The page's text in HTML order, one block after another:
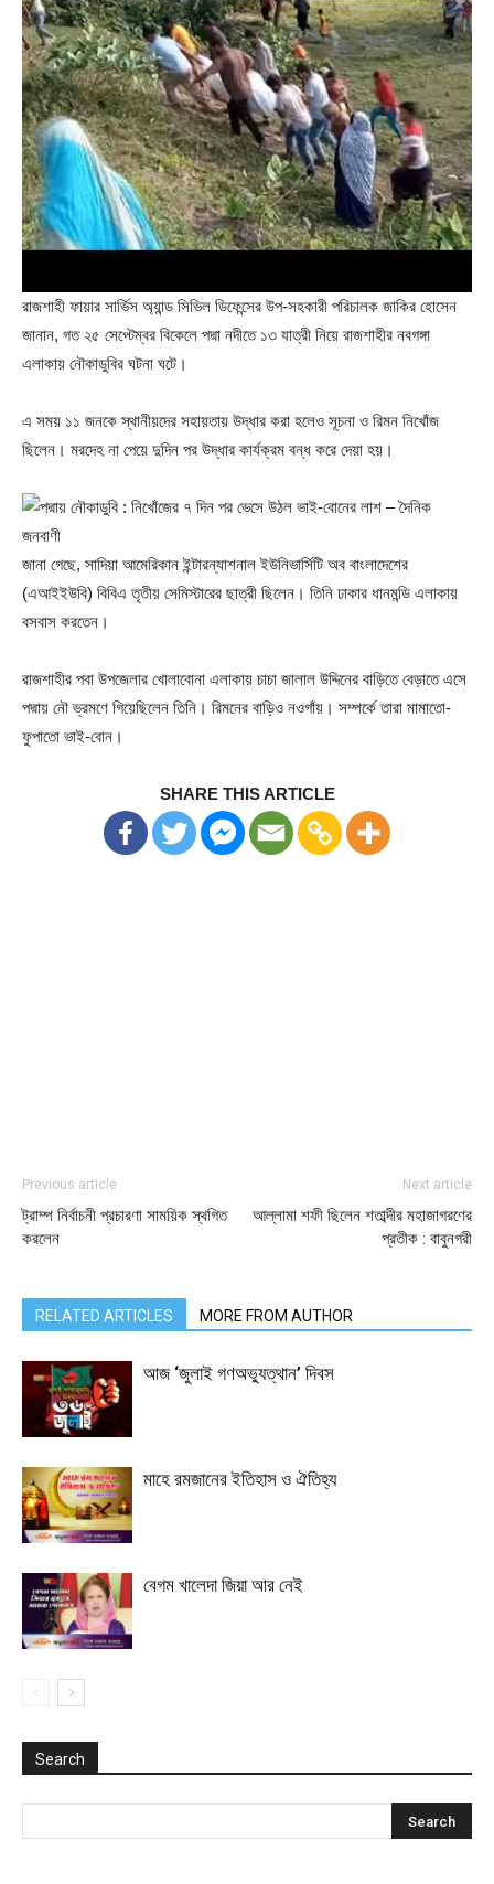
রাজশাহী ফায়ার সার্ভিস অ্যান্ড সিভিল ডিফেন্সের উপ-সহকারী পরিচালক জাকির হোসেন
জানান, গত ২৫ সেপ্টেম্বর বিকেলে পদ্মা নদীতে ১৩ যাত্রী নিয়ে রাজশাহীর নবগঙ্গা
এলাকায় নৌকাডুবির ঘটনা ঘটে।
এ সময় ১১ জনকে স্থানীয়দের সহায়তায় উদ্ধার করা হলেও সূচনা ও রিমন নিখোঁজ
ছিলেন। মরদেহ না পেয়ে দুদিন পর উদ্ধার কার্যক্রম বন্ধ করে দেয়া হয়।
জানা গেছে, সাদিয়া আমেরিকান ইন্টারন্যাশনাল ইউনিভার্সিটি অব বাংলাদেশের
(এআইইউবি) বিবিএ তৃতীয় সেমিস্টারের ছাত্রী ছিলেন। তিনি ঢাকার ধানমন্ডি এলাকায়
বসবাস করতেন।
রাজশাহীর পবা উপজেলার খোলাবোনা এলাকায় চাচা জালাল উদ্দিনের বাড়িতে বেড়াতে এসে
পদ্মায় নৌ ভ্রমণে গিয়েছিলেন তিনি। রিমনের বাড়িও নওগাঁয়। সম্পর্কে তারা মামাতো-
ফুপাতো ভাই-বোন।
SHARE THIS ARTICLE
Previous article
ট্রাম্প নির্বাচনী প্রচারণা সাময়িক স্থগিত
করলেন
Next article
আল্লামা শফী ছিলেন শতাব্দীর মহাজাগরণের
প্রতীক : বাবুনগরী
RELATED ARTICLES MORE FROM AUTHOR
আজ ‘জুলাই গণঅভ্যুত্থান’ দিবস
মাহে রমজানের ইতিহাস ও ঐতিহ্য
বেগম খালেদা জিয়া আর নেই
Search